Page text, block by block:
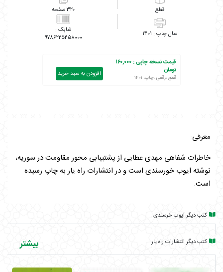
۳۲۰
۱۴۰۱ ۹۷۸۶۲۲۵۴۵۸۰۰۰
قیمت نسخه چاپی :۱۶۰,۰۰۰
تومان
قطع :رقعی ،چاپ: ۱۴۰۱ افزودن به سبد خرید
معرفی:
خاطرات شفاهی مهدی عطایی از پشتیبابی محور مقاومت در سوریه،
نوشته ایوب خورسندی است و در انتشارات راه یار به چاپ رسیده
است.
کتب دیگر ایوب خرسندی
کتب دیگر انتشارات راه یار بیشتر